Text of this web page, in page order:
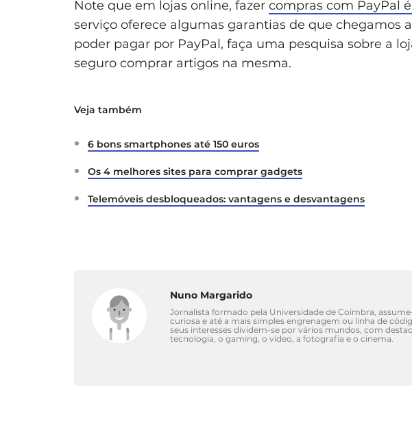
Note que em lojas online, fazer compras com PayPal
serviço oferece algumas garantias de que chegamos
poder pagar por PayPal, faça uma pesquisa sobre a
seguro comprar artigos na mesma.
Veja também
6 bons smartphones até 150 euros
Os 4 melhores sites para comprar gadgets
Telemóveis desbloqueados: vantagens e desvantagens
Nuno Margarido
Jornalista formado pela Universidade de Coimbra,
curiosa e até a mais simples engrenagem ou linha de
seus interesses dividem-se por vários mundos, com
tecnologia, o gaming, o vídeo, a fotografia e o cinema.